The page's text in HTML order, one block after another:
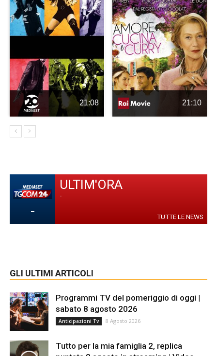
21:08 21:10
-
ULTIM'ORA
-
TUTTE LE NEWS
GLI ULTIMI ARTICOLI
Programmi TV del pomeriggio di oggi |
sabato 8 agosto 2026
Anticipazioni Tv 8 Agosto 2026
Tutto per la mia famiglia 2, replica